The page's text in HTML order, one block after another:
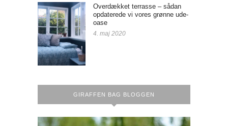
Overdækket terrasse – sådan
opdaterede vi vores grønne ude-
oase
4. maj 2020
GIRAFFEN BAG BLOGGEN